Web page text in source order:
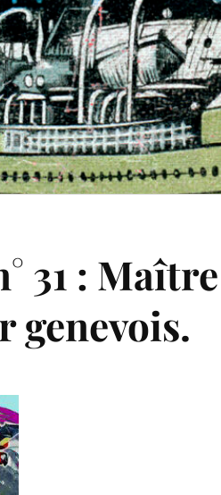
31 : Maître
genevois.